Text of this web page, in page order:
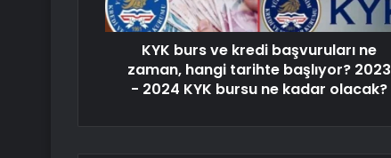
KYK burs ve kredi başvuruları ne
zaman, hangi tarihte başlıyor? 2023
- 2024 KYK bursu ne kadar olacak?